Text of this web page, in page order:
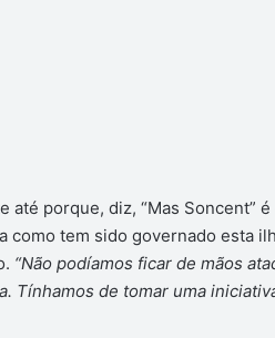
até porque, diz, “Mas Soncent”
como tem sido governado esta
“Não podíamos ficar de mãos
Tínhamos de tomar uma